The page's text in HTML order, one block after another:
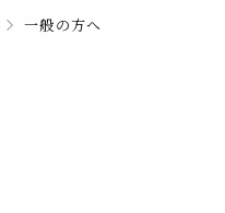
一般の方へ